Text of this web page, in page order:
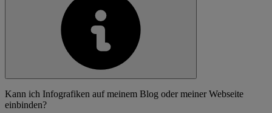
Kann ich Infografiken auf meinem Blog oder meiner Webseite
einbinden?